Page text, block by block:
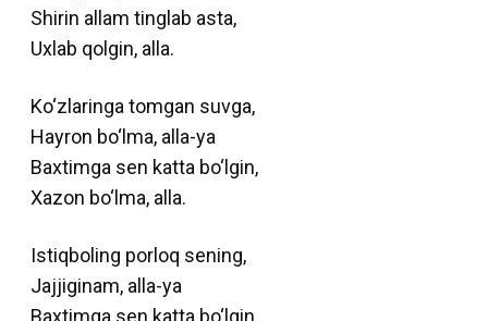
Shirin allam tinglab asta,
Uxlab qolgin, alla.
Ko‘zlaringa tomgan suvga,
Hayron bo‘lma, alla-ya
Baxtimga sen katta bo‘lgin,
Xazon bo‘lma, alla.
Istiqboling porloq sening,
Jajjiginam, alla-ya
Baxtimga sen katta bo‘lgin,